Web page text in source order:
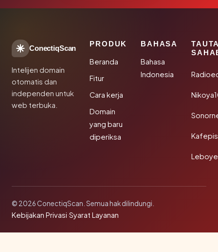
ConectiqScan
Intelijen domain
otomatis dan
independen untuk
web terbuka.
PRODUK
Beranda
Fitur
Cara kerja
Domain
yang baru
diperiksa
BAHASA
Bahasa
Indonesia
© 2026 ConectiqScan. Semua hak dilindungi.
Kebijakan Privasi·Syarat Layanan